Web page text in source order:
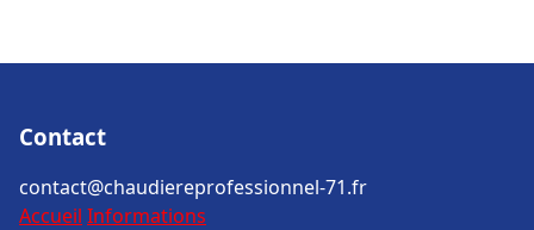
Contact
contact@chaudiereprofessionnel-71.fr
Accueil Informations